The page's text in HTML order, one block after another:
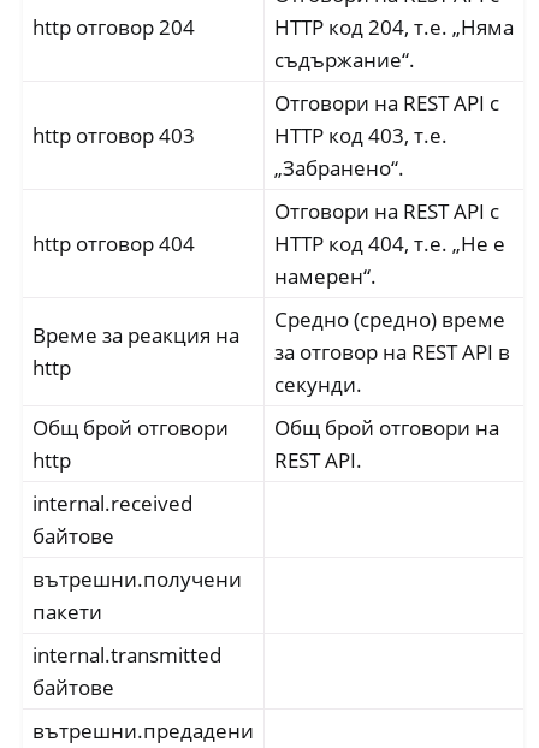
http отговор 204
HTTP код 204, т.е. „Няма
съдържание“.
http отговор 403
Отговори на REST API с
HTTP код 403, т.е.
„Забранено“.
http отговор 404
Отговори на REST API с
HTTP код 404, т.е. „Не е
намерен“.
Време за реакция на
http
Средно (средно) време
за отговор на REST API в
секунди.
Общ брой отговори
http
Общ брой отговори на
REST API.
internal.received
байтове
вътрешни.получени
пакети
internal.transmitted
байтове
вътрешни.предадени